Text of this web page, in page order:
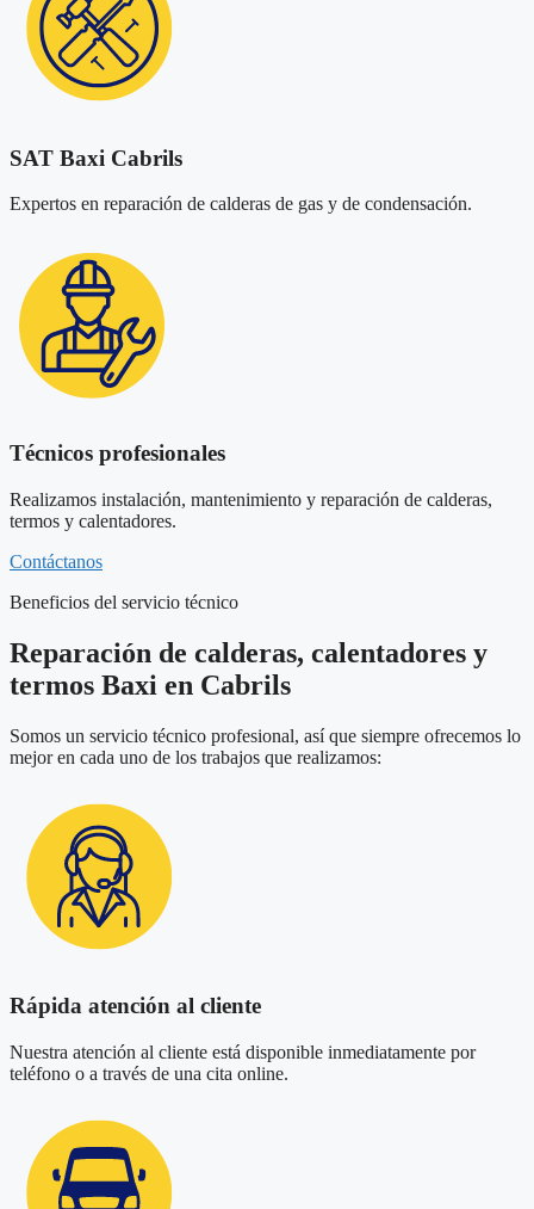
SAT Baxi Cabrils
Expertos en reparación de calderas de gas y de condensación.
Técnicos profesionales
Realizamos instalación, mantenimiento y reparación de calderas,
termos y calentadores.
Contáctanos
Beneficios del servicio técnico
Reparación de calderas, calentadores y
termos Baxi en Cabrils
Somos un servicio técnico profesional, así que siempre ofrecemos lo
mejor en cada uno de los trabajos que realizamos:
Rápida atención al cliente
Nuestra atención al cliente está disponible inmediatamente por
teléfono o a través de una cita online.